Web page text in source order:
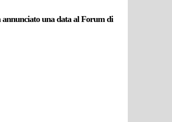
una data al Forum di